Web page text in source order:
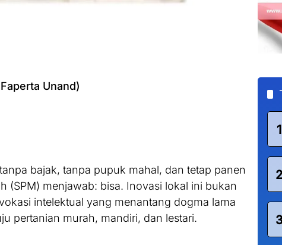
Unand)
bajak, tanpa pupuk mahal, dan tetap panen
(SPM) menjawab: bisa. Inovasi lokal ini bukan
intelektual yang menantang dogma lama
pertanian murah, mandiri, dan lestari.
1
2